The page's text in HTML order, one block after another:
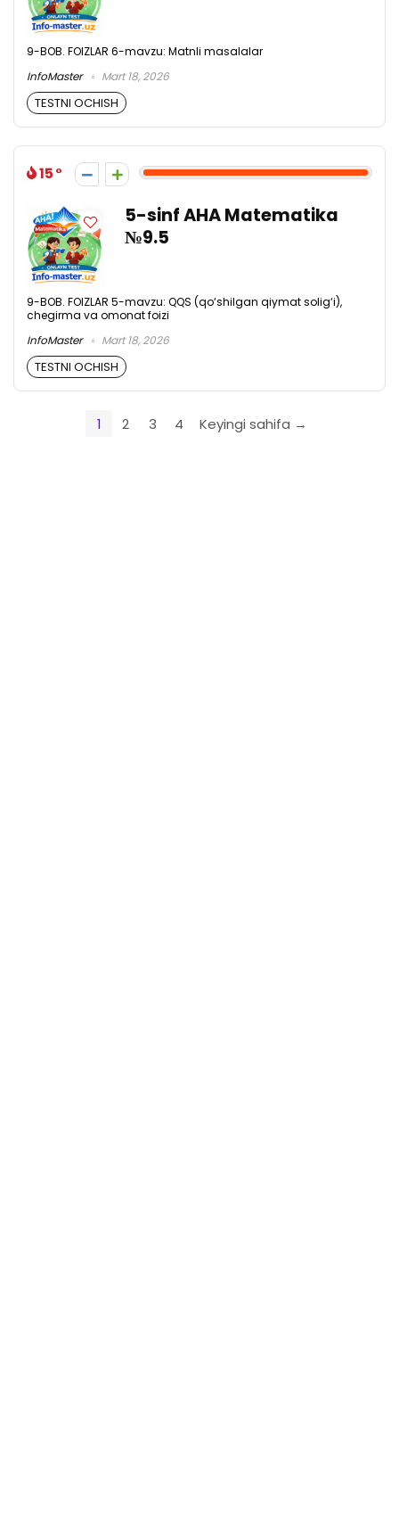
9-BOB. FOIZLAR 6-mavzu: Matnli masalalar
InfoMaster
Mart 18, 2026
TESTNI OCHISH
15
5-sinf AHA Matematika
№9.5
9-BOB. FOIZLAR 5-mavzu: QQS (qo‘shilgan qiymat solig‘i),
chegirma va omonat foizi
InfoMaster
Mart 18, 2026
TESTNI OCHISH
1 2 3 4 Keyingi sahifa →